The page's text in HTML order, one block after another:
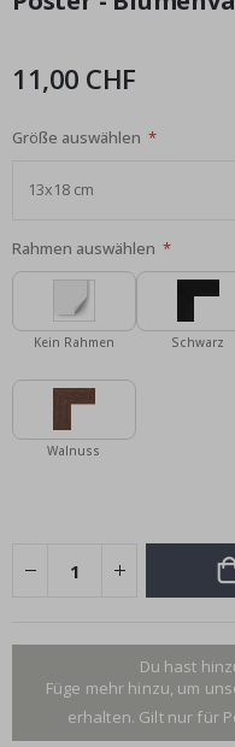
der
11,00 CHF
Größe auswählen
Rahmen auswählen
Kein Rahmen Schwarz
Walnuss
Du hast
Füge mehr hinzu, um
erhalten. Gilt nur für